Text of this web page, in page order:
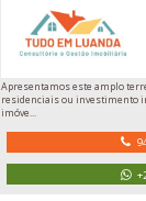
Apresentamos este amplo
residenciais ou investimento
imóve...